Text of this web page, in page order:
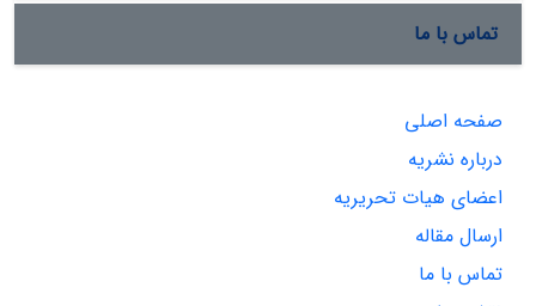
تماس با ما
صفحه اصلی
درباره نشریه
اعضای هیات تحریریه
ارسال مقاله
تماس با ما